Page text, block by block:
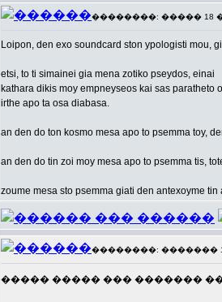
��������: ����� 18 ���
Loipon, den exo soundcard ston ypologisti mou,
etsi, to ti simainei gia mena zotiko pseydos, einai
kathara dikis moy empneyseos kai sas paratheto
irthe apo ta osa diabasa.
an den do ton kosmo mesa apo to psemma toy,
an den do tin zoi moy mesa apo to psemma tis,
zoume mesa sto psemma giati den antexoyme tin
��������: ������� 19
����� ����� ��� �������